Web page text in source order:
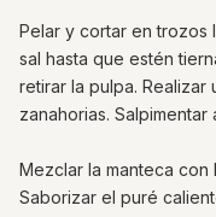
Pelar y cortar en trozos
sal hasta que estén
retirar la pulpa. Realizar
zanahorias. Salpimentar
Mezclar la manteca
Saborizar el puré